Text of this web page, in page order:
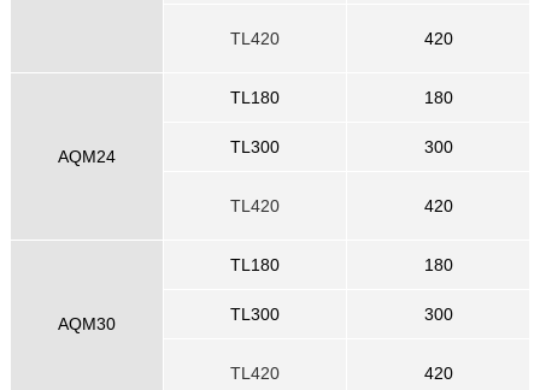
TL420 420
AQM24
TL180 180
TL300 300
TL420 420
AQM30
TL180 180
TL300 300
TL420 420